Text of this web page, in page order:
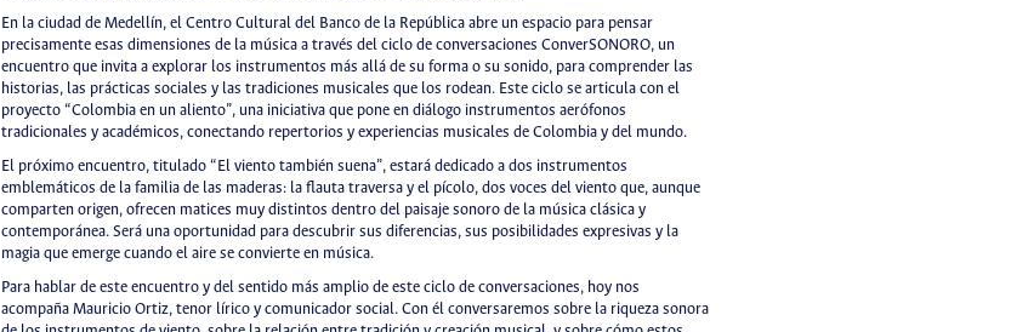
En la ciudad de Medellín, el Centro Cultural del Banco de la República abre un espacio para pensar
precisamente esas dimensiones de la música a través del ciclo de conversaciones ConverSONORO, un
encuentro que invita a explorar los instrumentos más allá de su forma o su sonido, para comprender las
historias, las prácticas sociales y las tradiciones musicales que los rodean. Este ciclo se articula con el
proyecto “Colombia en un aliento”, una iniciativa que pone en diálogo instrumentos aerófonos
tradicionales y académicos, conectando repertorios y experiencias musicales de Colombia y del mundo.
El próximo encuentro, titulado “El viento también suena”, estará dedicado a dos instrumentos
emblemáticos de la familia de las maderas: la flauta traversa y el pícolo, dos voces del viento que, aunque
comparten origen, ofrecen matices muy distintos dentro del paisaje sonoro de la música clásica y
contemporánea. Será una oportunidad para descubrir sus diferencias, sus posibilidades expresivas y la
magia que emerge cuando el aire se convierte en música.
Para hablar de este encuentro y del sentido más amplio de este ciclo de conversaciones, hoy nos
acompaña Mauricio Ortiz, tenor lírico y comunicador social. Con él conversaremos sobre la riqueza sonora